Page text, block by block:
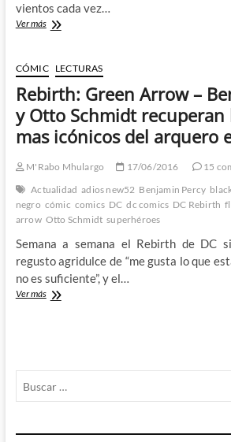
vientos cada vez…
Ver másGreen
–
Benjamin
Percy
y
Otto
Schmidt
devuelven
una
vieja
amistad
CÓMIC LECTURAS
Rebirth: Green Arrow –
y Otto Schmidt recuperan
mas icónicos del arquero
M'Rabo Mhulargo 17/06/2016
15
Actualidad adios new52 Benjamin Percy
negro cómic comics DC dc comics DC Rebirth
arrow Otto Schmidt superhéroes
Semana a semana el Rebirth de DC
regusto agridulce de “me gusta lo que
no es suficiente”, y el…
Ver másRebirth:
Otto
los